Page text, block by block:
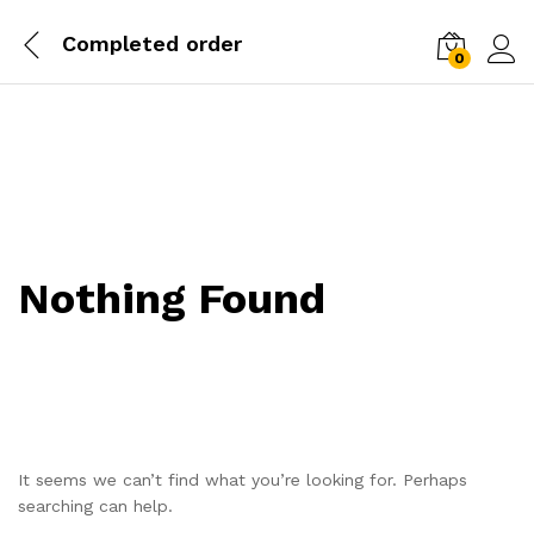
Completed order
0
Nothing Found
It seems we can’t find what you’re looking for. Perhaps
searching can help.